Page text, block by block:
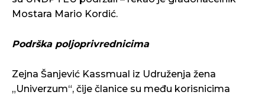
Mostara Mario Kordić.
Podrška poljoprivrednicima
Zejna Šanjević Kassmual iz Udruženja žena
„Univerzum“, čije članice su među korisnicima